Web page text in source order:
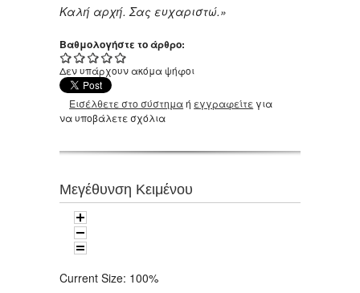
Καλή αρχή. Σας ευχαριστώ.»
Βαθμολογήστε το άρθρο:
Δεν υπάρχουν ακόμα ψήφοι
Εισέλθετε στο σύστημαή εγγραφείτε για
να υποβάλετε σχόλια
Μεγέθυνση Κειμένου
Current Size: 100%